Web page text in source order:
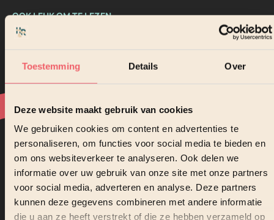
Toestemming Details Over
Deze website maakt gebruik van cookies
We gebruiken cookies om content en advertenties te
personaliseren, om functies voor social media te bieden en
om ons websiteverkeer te analyseren. Ook delen we
informatie over uw gebruik van onze site met onze partners
voor social media, adverteren en analyse. Deze partners
kunnen deze gegevens combineren met andere informatie
die u aan ze heeft verstrekt of die ze hebben verzameld op
OOK LEUK OM TE LEZEN
Uitgelichte
nieuwsberichten